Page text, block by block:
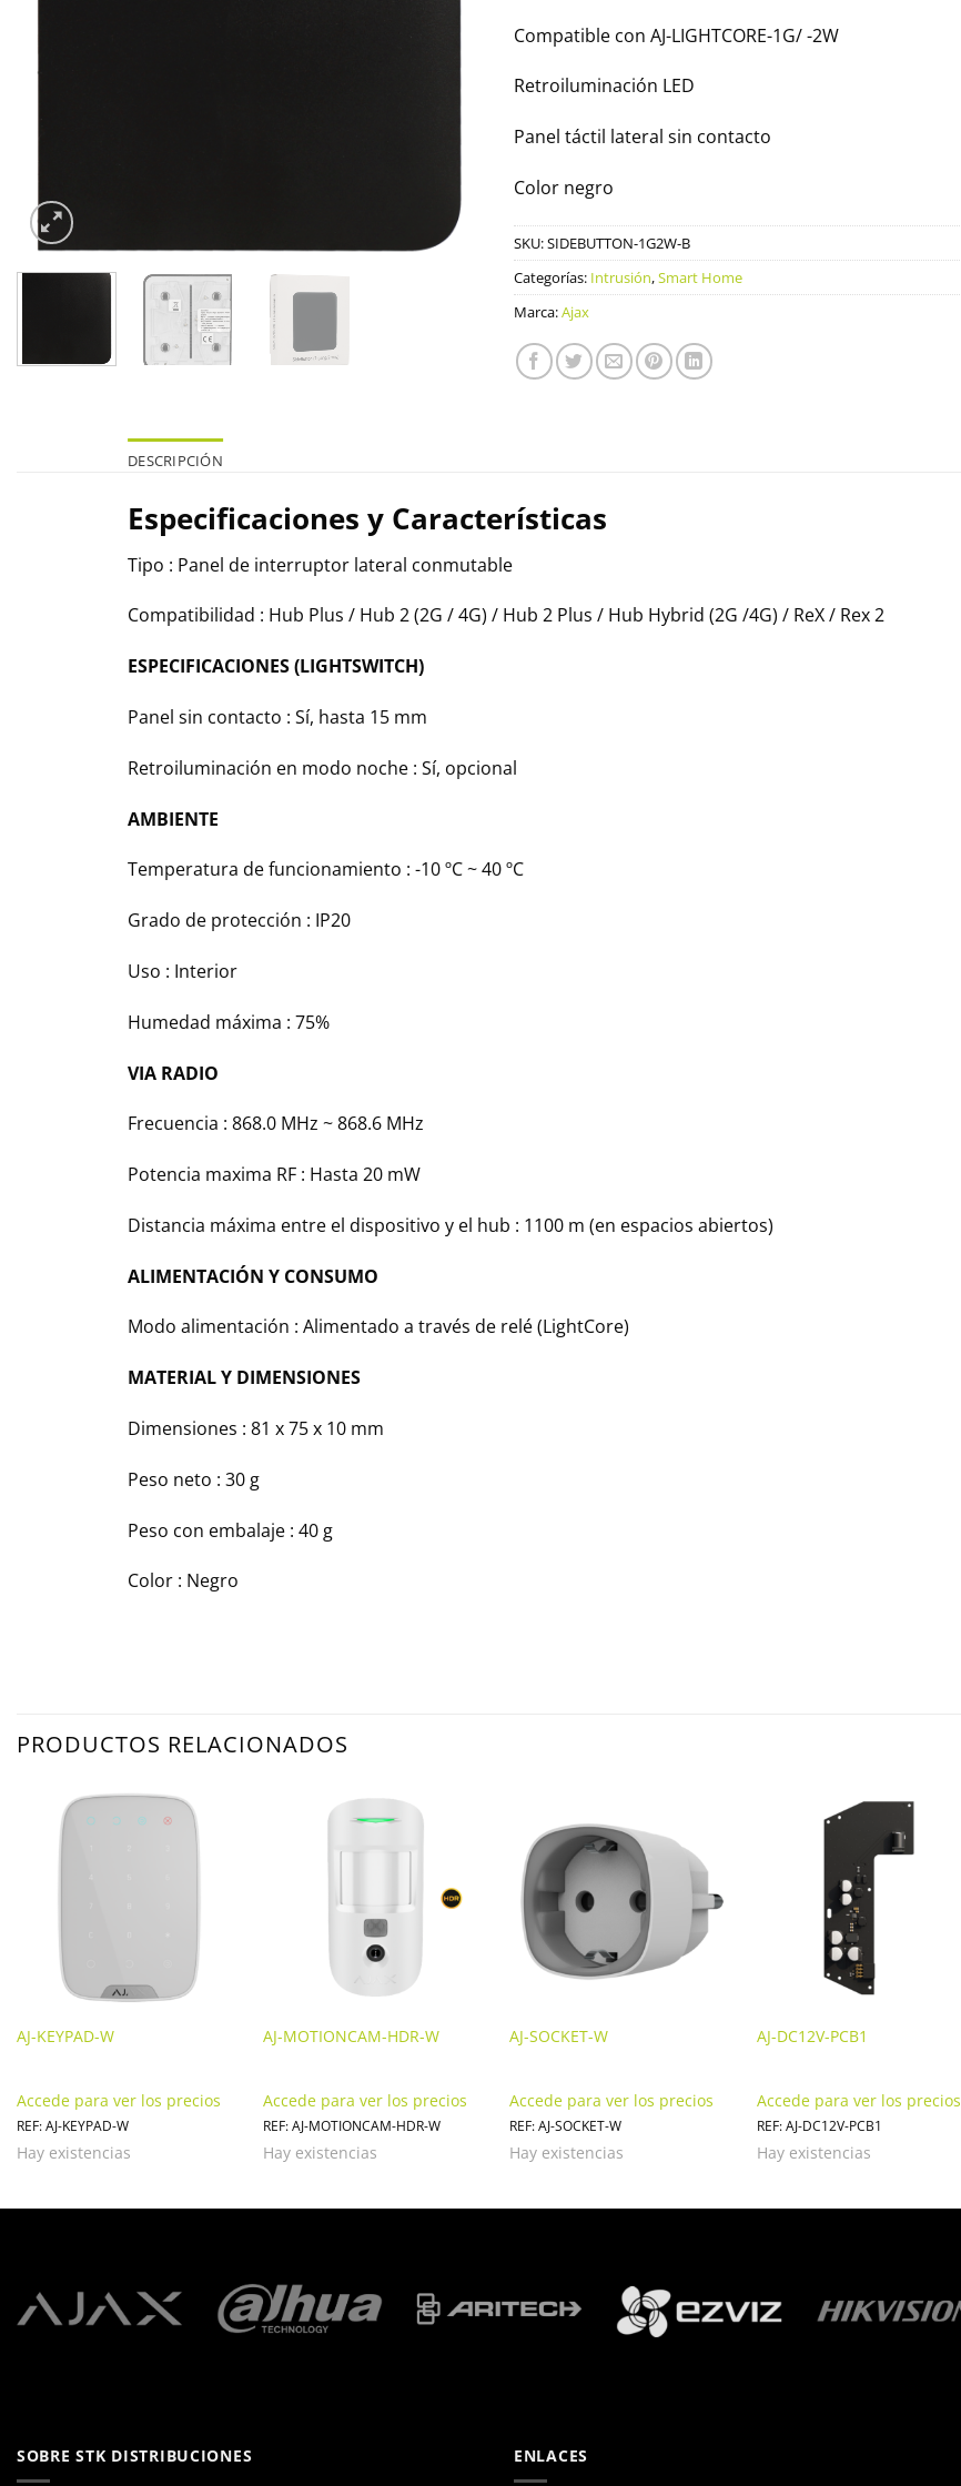
Compatible con AJ-LIGHTCORE-1G/ -2W
Retroiluminación LED
Panel táctil lateral sin contacto
Color negro
SKU:SIDEBUTTON-1G2W-B
Categorías: Intrusión,Smart Home
Marca:Ajax
DESCRIPCIÓN
Especificaciones y Características
Tipo : Panel de interruptor lateral conmutable
Compatibilidad : Hub Plus / Hub 2 (2G / 4G) / Hub 2 Plus / Hub Hybrid (2G /4G) / ReX / Rex 2
ESPECIFICACIONES (LIGHTSWITCH)
Panel sin contacto : Sí, hasta 15 mm
Retroiluminación en modo noche : Sí, opcional
AMBIENTE
Temperatura de funcionamiento : -10 ºC ~ 40 ºC
Grado de protección : IP20
Uso : Interior
Humedad máxima : 75%
VIA RADIO
Frecuencia : 868.0 MHz ~ 868.6 MHz
Potencia maxima RF : Hasta 20 mW
Distancia máxima entre el dispositivo y el hub : 1100 m (en espacios abiertos)
ALIMENTACIÓN Y CONSUMO
Modo alimentación : Alimentado a través de relé (LightCore)
MATERIAL Y DIMENSIONES
Dimensiones : 81 x 75 x 10 mm
Peso neto : 30 g
Peso con embalaje : 40 g
Color : Negro
PRODUCTOS RELACIONADOS
AJ-KEYPAD-W
Accede para ver los precios
REF: AJ-KEYPAD-W
Hay existencias
AJ-MOTIONCAM-HDR-W
Accede para ver los precios
REF: AJ-MOTIONCAM-HDR-W
Hay existencias
AJ-SOCKET-W
Accede para ver los precios
REF: AJ-SOCKET-W
Hay existencias
AJ-DC12V-PCB1
Accede para ver los precios
REF: AJ-DC12V-PCB1
Hay existencias
SOBRE STK DISTRIBUCIONES ENLACES